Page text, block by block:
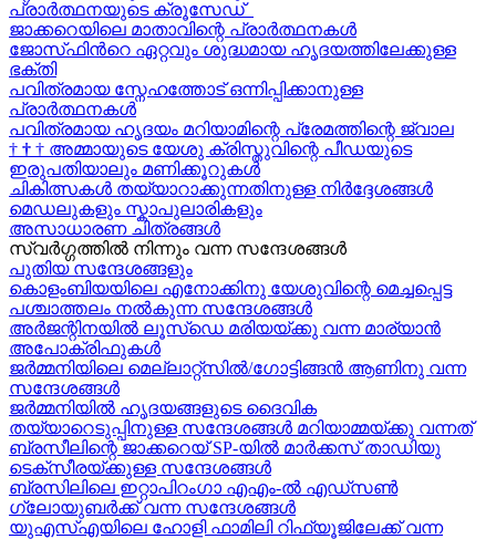
പ്രാർത്ഥനയുടെ ക്രൂസേഡ്
ജാക്കറെയിലെ മാതാവിന്റെ പ്രാർത്ഥനകൾ
ജോസ്‌ഫിന്‍റെ ഏറ്റവും ശുദ്ധമായ ഹൃദയത്തിലേക്കുള്ള
ഭക്തി
പവിത്രമായ സ്നേഹത്തോട് ഒന്നിപ്പിക്കാനുള്ള
പ്രാർത്ഥനകള്‍
പവിത്രമായ ഹൃദയം മറിയാമിന്റെ പ്രേമത്തിന്റെ ജ്വാല
† † † അമ്മായുടെ യേശു ക്രിസ്തുവിന്റെ പീഡയുടെ
ഇരുപതിയാലും മണിക്കൂറുകള്‍
ചികിത്സകൾ തയ്യാറാക്കുന്നതിനുള്ള നിർദ്ദേശങ്ങൾ
മെഡലുകളും സ്കാപുലാരികളും
അസാധാരണ ചിത്രങ്ങൾ
സ്വര്‍ഗ്ഗത്തിൽ നിന്നും വന്ന സന്ദേശങ്ങള്‍
പുതിയ സന്ദേശങ്ങളും
കൊളംബിയയിലെ എനോക്കിനു യേശുവിന്റെ മെച്ചപ്പെട്ട
പശ്ചാത്തലം നൽകുന്ന സന്ദേശങ്ങള്‍
അർജന്റിനയിൽ ലൂസ്ഡെ മരിയയ്ക്കു വന്ന മാര്യാന്‍
അപോക്രിഫുകള്‍
ജർമ്മനിയിലെ മെല്ലാറ്റ്സിൽ/ഗോട്ടിങ്ങൻ ആണിനു വന്ന
സന്ദേശങ്ങൾ
ജർമ്മനിയിൽ ഹൃദയങ്ങളുടെ ദൈവിക
തയ്യാറെടുപ്പിനുള്ള സന്ദേശങ്ങൾ മറിയാമ്മയ്ക്കു വന്നത്
ബ്രസീലിന്റെ ജാക്കറെയ്‍ SP-യിൽ മാർക്കസ് താഡിയു
ടെക്സീരയ്ക്കുള്ള സന്ദേശങ്ങള്‍
ബ്രസിലിലെ ഇറ്റാപിറംഗാ എഎം-ൽ എഡ്സൺ
ഗ്ലോയുബർക്ക് വന്ന സന്ദേശങ്ങൾ
യുഎസ്എയിലെ ഹോളി ഫാമിലി റിഫ്യൂജിലേക്ക് വന്ന